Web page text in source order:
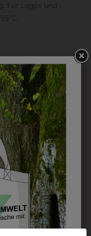
Für Logos und
Sehr vielseitig
ab 1 Stück
Details, jedoch
ab 12 Stück